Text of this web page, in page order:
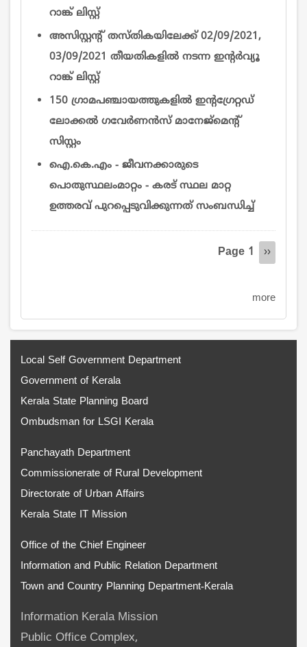
റാങ്ക് ലിസ്റ്റ്
അസിസ്റ്റന്റ് തസ്തികയിലേക്ക് 02/09/2021,
03/09/2021 തീയതികളിൽ നടന്ന ഇന്റര്‍വ്യൂ
റാങ്ക് ലിസ്റ്റ്
150 ഗ്രാമപഞ്ചായത്തുകളിൽ ഇന്റഗ്രേറ്റഡ്
ലോക്കൽ ഗവേർണൻസ് മാനേജ്‌മെന്റ്
സിസ്റ്റം
ഐ.കെ.എം - ജീവനക്കാരുടെ
പൊതുസ്ഥലംമാറ്റം - കരട് സ്ഥല മാറ്റ
ഉത്തരവ് പുറപ്പെടുവിക്കുന്നത് സംബന്ധിച്ച്
Page 1
Next
››
more
Local Self Government Department
Government of Kerala
Kerala State Planning Board
Ombudsman for LSGI Kerala
Panchayath Department
Commissionerate of Rural Development
Directorate of Urban Affairs
Kerala State IT Mission
Office of the Chief Engineer
Information and Public Relation Department
Town and Country Planning Department-Kerala
Information Kerala Mission
Public Office Complex,